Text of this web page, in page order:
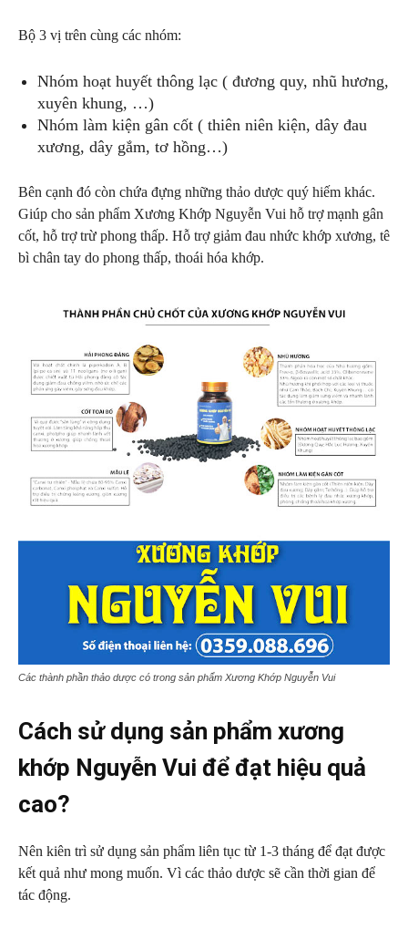
Bộ 3 vị trên cùng các nhóm:
Nhóm hoạt huyết thông lạc ( đương quy, nhũ hương,
xuyên khung, …)
Nhóm làm kiện gân cốt ( thiên niên kiện, dây đau
xương, dây gắm, tơ hồng…)
Bên cạnh đó còn chứa đựng những thảo dược quý hiếm khác.
Giúp cho sản phẩm Xương Khớp Nguyễn Vui hỗ trợ mạnh gân
cốt, hỗ trợ trừ phong thấp. Hỗ trợ giảm đau nhức khớp xương, tê
bì chân tay do phong thấp, thoái hóa khớp.
Các thành phần thảo dược có trong sản phẩm Xương Khớp Nguyễn Vui
Cách sử dụng sản phẩm xương
khớp Nguyễn Vui để đạt hiệu quả
cao?
Nên kiên trì sử dụng sản phẩm liên tục từ 1-3 tháng để đạt được
kết quả như mong muốn. Vì các thảo dược sẽ cần thời gian để
tác động.